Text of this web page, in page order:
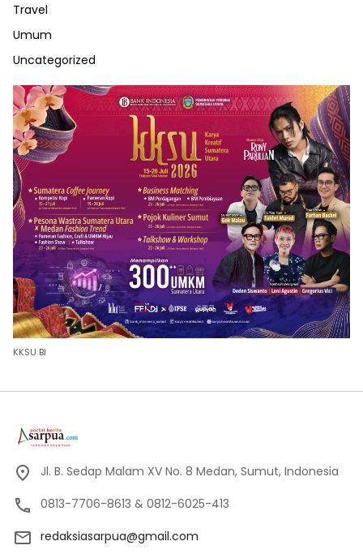
Travel
Umum
Uncategorized
KKSU BI
Jl. B. Sedap Malam XV No. 8 Medan, Sumut, Indonesia
0813-7706-8613 & 0812-6025-413
redaksiasarpua@gmail.com